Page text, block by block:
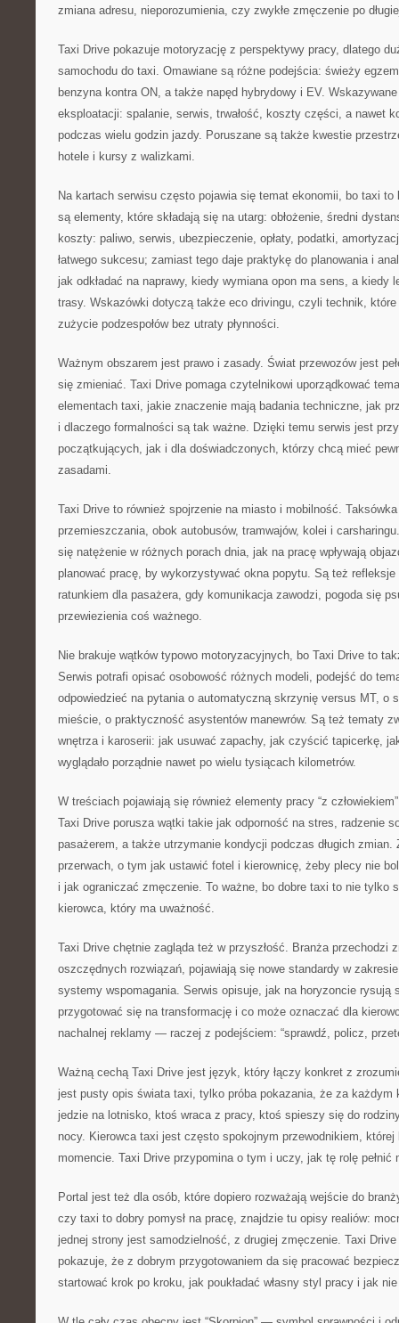
zmiana adresu, nieporozumienia, czy zwykłe zmęczenie po
Taxi Drive pokazuje motoryzację z perspektywy pracy, dlatego
samochodu do taxi. Omawiane są różne podejścia: świeży
benzyna kontra ON, a także napęd hybrydowy i EV.
eksploatacji: spalanie, serwis, trwałość, koszty części, a nawet
podczas wielu godzin jazdy. Poruszane są także kwestie
hotele i kursy z walizkami.
Na kartach serwisu często pojawia się temat ekonomii, bo taxi to
są elementy, które składają się na utarg: obłożenie, średni
koszty: paliwo, serwis, ubezpieczenie, opłaty, podatki,
łatwego sukcesu; zamiast tego daje praktykę do planowania i
jak odkładać na naprawy, kiedy wymiana opon ma sens, a kiedy
trasy. Wskazówki dotyczą także eco drivingu, czyli technik,
zużycie podzespołów bez utraty płynności.
Ważnym obszarem jest prawo i zasady. Świat przewozów jest
się zmieniać. Taxi Drive pomaga czytelnikowi uporządkować
elementach taxi, jakie znaczenie mają badania techniczne, jak
i dlaczego formalności są tak ważne. Dzięki temu serwis jest
początkujących, jak i dla doświadczonych, którzy chcą mieć
zasadami.
Taxi Drive to również spojrzenie na miasto i mobilność.
przemieszczania, obok autobusów, tramwajów, kolei i
się natężenie w różnych porach dnia, jak na pracę wpływają
planować pracę, by wykorzystywać okna popytu. Są też
ratunkiem dla pasażera, gdy komunikacja zawodzi, pogoda się
przewiezienia coś ważnego.
Nie brakuje wątków typowo motoryzacyjnych, bo Taxi Drive to
Serwis potrafi opisać osobowość różnych modeli, podejść do
odpowiedzieć na pytania o automatyczną skrzynię versus MT, o
mieście, o praktyczność asystentów manewrów. Są też tematy
wnętrza i karoserii: jak usuwać zapachy, jak czyścić tapicerkę,
wyglądało porządnie nawet po wielu tysiącach kilometrów.
W treściach pojawiają się również elementy pracy “z
Taxi Drive porusza wątki takie jak odporność na stres, radzenie
pasażerem, a także utrzymanie kondycji podczas długich zmian.
przerwach, o tym jak ustawić fotel i kierownicę, żeby plecy nie
i jak ograniczać zmęczenie. To ważne, bo dobre taxi to nie tylko
kierowca, który ma uważność.
Taxi Drive chętnie zagląda też w przyszłość. Branża przechodzi
oszczędnych rozwiązań, pojawiają się nowe standardy w
systemy wspomagania. Serwis opisuje, jak na horyzoncie rysują
przygotować się na transformację i co może oznaczać dla
nachalnej reklamy — raczej z podejściem: “sprawdź, policz,
Ważną cechą Taxi Drive jest język, który łączy konkret z
jest pusty opis świata taxi, tylko próba pokazania, że za każdym
jedzie na lotnisko, ktoś wraca z pracy, ktoś spieszy się do
nocy. Kierowca taxi jest często spokojnym przewodnikiem,
momencie. Taxi Drive przypomina o tym i uczy, jak tę rolę pełnić
Portal jest też dla osób, które dopiero rozważają wejście do
czy taxi to dobry pomysł na pracę, znajdzie tu opisy realiów:
jednej strony jest samodzielność, z drugiej zmęczenie. Taxi Drive
pokazuje, że z dobrym przygotowaniem da się pracować
startować krok po kroku, jak poukładać własny styl pracy i jak